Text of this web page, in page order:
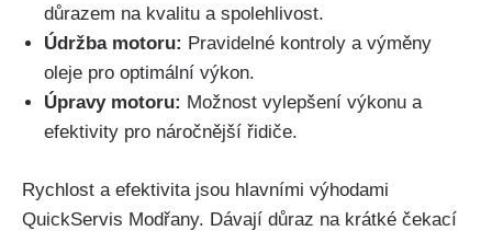
důrazem na kvalitu a spolehlivost.
Údržba motoru: Pravidelné kontroly a výměny
oleje pro optimální výkon.
Úpravy motoru: Možnost vylepšení výkonu a
efektivity pro náročnější řidiče.
Rychlost a efektivita jsou hlavními výhodami
QuickServis Modřany. Dávají důraz na ⁢krátké čekací